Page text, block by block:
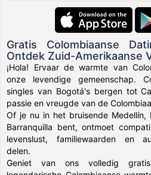
Gratis Colombiaanse
Ontdek Zuid-Amerikaanse
¡Hola! Ervaar de warmte van
onze levendige gemeenschap.
singles van Bogotá's bergen tot
passie en vreugde van de
Of je nu in het bruisende Medellín,
Barranquilla bent, ontmoet
levenslust, familiewaarden en
delen.
Geniet van ons volledig